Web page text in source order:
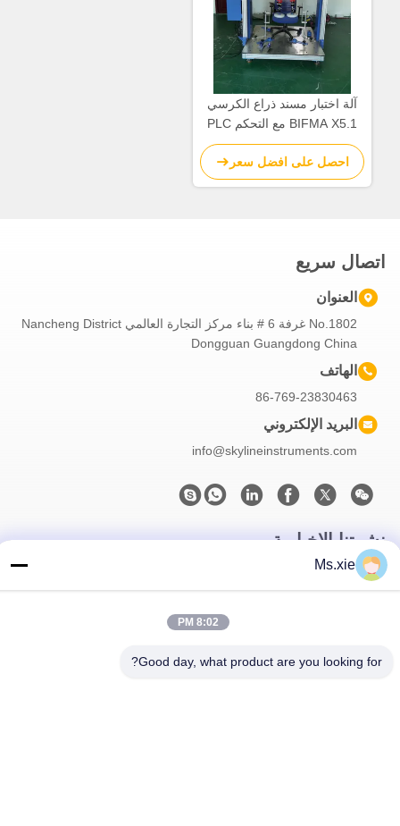
آلة اختبار مسند ذراع الكرسي
BIFMA X5.1 مع التحكم PLC
بارتفاع مسند الذراع 650-780
مم وضمان 18 شهرًا
احصل على افضل سعر
اتصال سريع
العنوان
No.1802 غرفة 6 # بناء مركز التجارة العالمي Nancheng District
Dongguan Guangdong China
الهاتف
86-769-23830463
البريد الإلكتروني
info@skylineinstruments.com
نشرتنا الإخبارية
اشترك في نشرتنا الإخبارية للحصول على خصومات وأكثر.
Ms.xie
8:02 PM
Good day, what product are you looking for?